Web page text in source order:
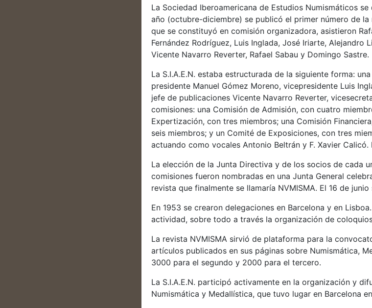
La Sociedad Iberoamericana de Estudios Numismáticos
año (octubre-diciembre) se publicó el primer número de
que se constituyó en comisión organizadora, asistieron
Fernández Rodríguez, Luis Inglada, José Iriarte,
Vicente Navarro Reverter, Rafael Sabau y Domingo Sastre.
La S.I.A.E.N. estaba estructurada de la siguiente forma:
presidente Manuel Gómez Moreno, vicepresidente Luis
jefe de publicaciones Vicente Navarro Reverter,
comisiones: una Comisión de Admisión, con cuatro
Expertización, con tres miembros; una Comisión
seis miembros; y un Comité de Exposiciones, con tres
actuando como vocales Antonio Beltrán y F. Xavier
La elección de la Junta Directiva y de los socios de cada
comisiones fueron nombradas en una Junta General
revista que finalmente se llamaría NVMISMA. El 16 de
En 1953 se crearon delegaciones en Barcelona y en
actividad, sobre todo a través la organización de
La revista NVMISMA sirvió de plataforma para la
artículos publicados en sus páginas sobre Numismática,
3000 para el segundo y 2000 para el tercero.
La S.I.A.E.N. participó activamente en la organización y
Numismática y Medallística, que tuvo lugar en Barcelona